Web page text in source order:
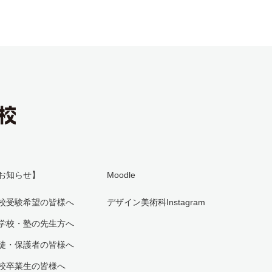
知らせ】
受験希望の皆様へ
校・塾の先生方へ
・保護者の皆様へ
卒業生の皆様へ
Moodle
デザイン美術科Instagram